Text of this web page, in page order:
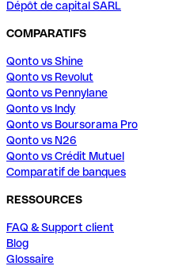
Dépôt de capital SARL
COMPARATIFS
Qonto vs Shine
Qonto vs Revolut
Qonto vs Pennylane
Qonto vs Indy
Qonto vs Boursorama Pro
Qonto vs N26
Qonto vs Crédit Mutuel
Comparatif de banques
RESSOURCES
FAQ & Support client
Blog
Glossaire